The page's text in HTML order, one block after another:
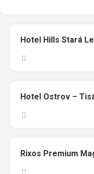
Hotel Hills Stará
Hotel Ostrov –
Rixos Premium